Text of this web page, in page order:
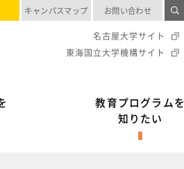
教育プログラムを
知りたい
キャンパスマップ お問い合わせ
名古屋大学サイト
東海国立大学機構サイト